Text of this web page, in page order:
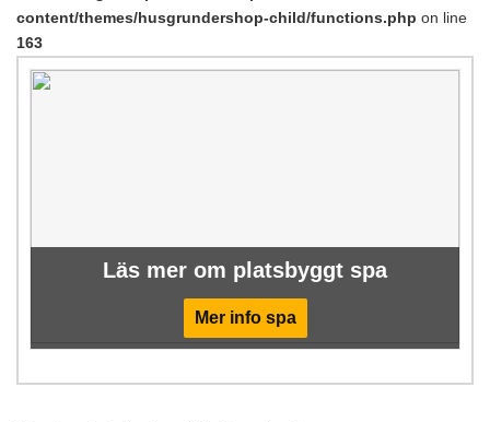
content/themes/husgrundershop-child/functions.php on line
163
Läs mer om platsbyggt spa
Mer info spa